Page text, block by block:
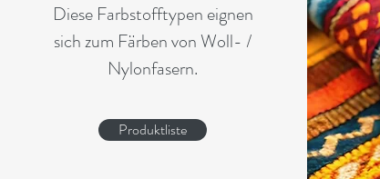
Diese Farbstofftypen eignen
sich zum Färben von Woll- /
Nylonfasern.
Produktliste